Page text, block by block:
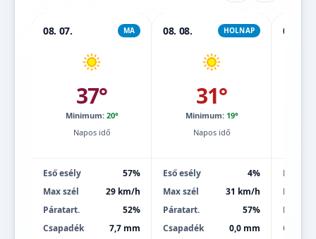
08. 07. MA
37°
Minimum: 20°
Napos idő
Eső esély
57%
Max szél
29 km/h
Páratart.
52%
Csapadék
7,7 mm
08. 08. HOLNAP
31°
Minimum: 19°
Napos idő
Eső esély
4%
Max szél
31 km/h
Páratart.
57%
Csapadék
0,0 mm
08. 09.
Eső
Max